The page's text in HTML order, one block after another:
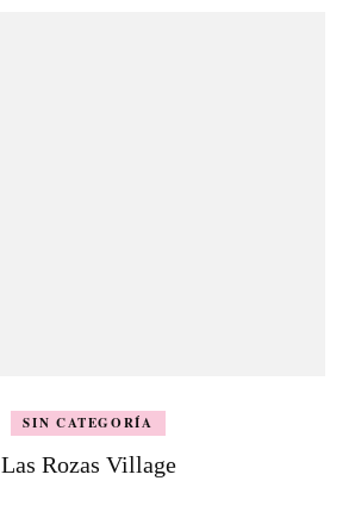
SIN CATEGORÍA
Las Rozas Village